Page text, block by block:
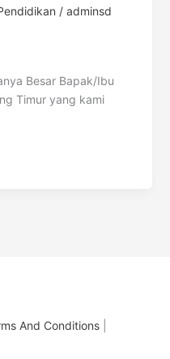
/ adminsd
Besar Bapak/Ibu
Timur yang kami
And Conditions